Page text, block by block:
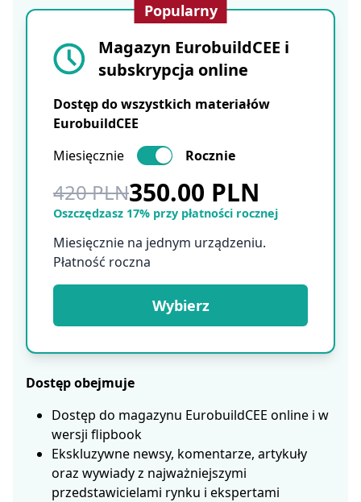
Popularny
Magazyn EurobuildCEE i
subskrypcja online
Dostęp do wszystkich materiałów
EurobuildCEE
Miesięcznie
Rocznie
420 PLN350.00 PLN
Oszczędzasz 17% przy płatności rocznej
Miesięcznie na jednym urządzeniu.
Płatność roczna
Wybierz
Dostęp obejmuje
Dostęp do magazynu EurobuildCEE online i w
wersji flipbook
Ekskluzywne newsy, komentarze, artykuły
oraz wywiady z najważniejszymi
przedstawicielami rynku i ekspertami